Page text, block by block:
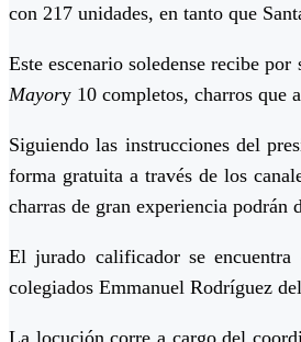
con 217 unidades, en tanto que
Este escenario soledense recibe
Mayory 10 completos, charros que
Siguiendo las instrucciones del
forma gratuita a través de los
charras de gran experiencia podrán
El jurado calificador se
colegiados Emmanuel Rodríguez
La locución corre a cargo del